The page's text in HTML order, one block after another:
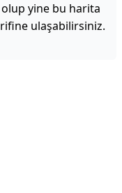
olup yine bu harita
ulaşabilirsiniz.